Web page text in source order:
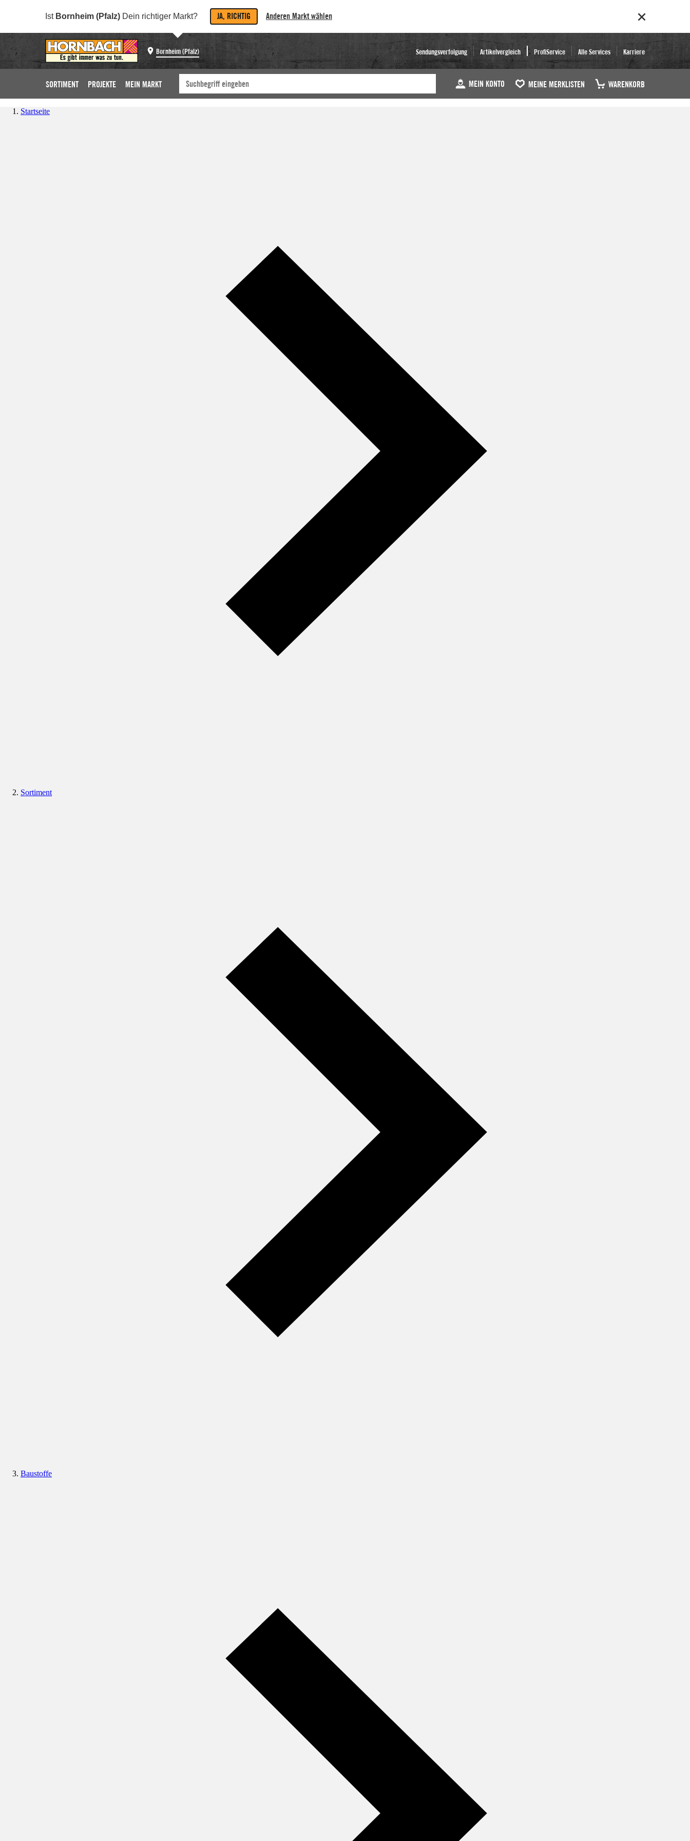
Ist Bornheim (Pfalz) Dein richtiger Markt? JA, RICHTIG Anderen Markt wählen
Bornheim (Pfalz) Sendungsverfolgung Artikelvergleich ProfiService Alle Services Karriere
SORTIMENT PROJEKTE MEIN MARKT MEIN KONTO MEINE MERKLISTEN WARENKORB
Startseite
Sortiment
Baustoffe